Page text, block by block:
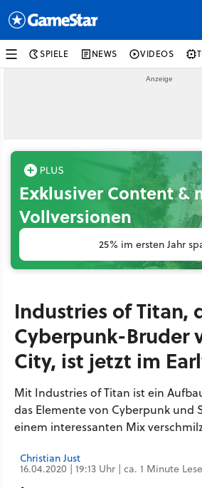
SPIELE NEWS VIDEOS
Exklusiver Content &
Vollversionen
25% im ersten Jahr
Industries of Titan,
Cyberpunk-Bruder
City, ist jetzt im
Mit Industries of Titan ist ein
das Elemente von Cyberpunk und
einem interessanten Mix
Christian Just
16.04.2020 | 19:13 Uhr | ca. 1 Minute